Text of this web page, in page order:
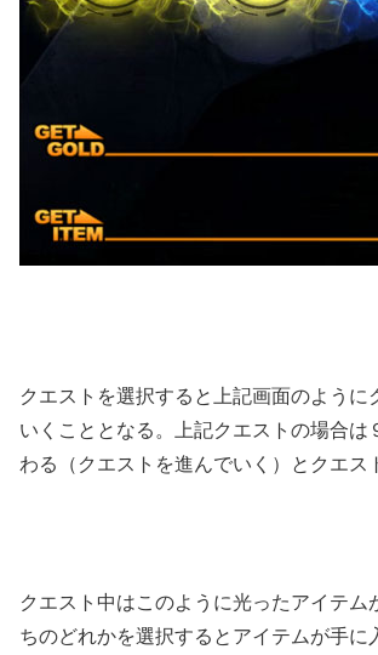
クエストを選択すると上記画面のように
いくこととなる。上記クエストの場合は
わる（クエストを進んでいく）とクエス
クエスト中はこのように光ったアイテム
ちのどれかを選択するとアイテムが手に